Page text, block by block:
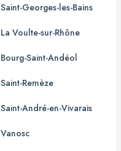
Saint-Georges-les-Bains
La Voulte-sur-Rhône
Bourg-Saint-Andéol
Saint-Remèze
Saint-André-en-Vivarais
Vanosc